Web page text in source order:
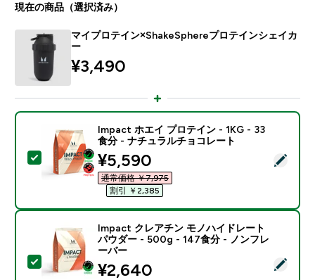
現在の商品（選択済み）
マイプロテイン×ShakeSphereプロテインシェイカ
ー
¥3,490‎
この商品を選択 - Impact ホエイ プロテイン - 1KG -
Impact ホエイ プロテイン - 1KG - 33
食分 - ナチュラルチョコレート
discounted price
¥5,590‎
通常価格 ￥7,975‎
割引 ￥2,385‎
この商品を選択 - Impact クレアチン モノハイドレ
Impact クレアチン モノハイドレート
パウダー - 500g - 147食分 - ノンフレ
ーバー
discounted price
¥2,640‎